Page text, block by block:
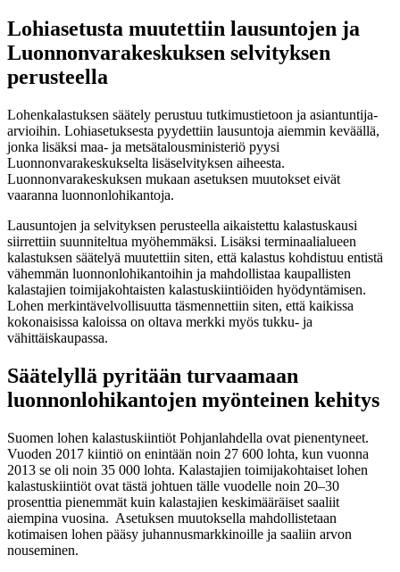
Lohiasetusta muutettiin lausuntojen ja
Luonnonvarakeskuksen selvityksen
perusteella
Lohenkalastuksen säätely perustuu tutkimustietoon ja asiantuntija-
arvioihin. Lohiasetuksesta pyydettiin lausuntoja aiemmin keväällä,
jonka lisäksi maa- ja metsätalousministeriö pyysi
Luonnonvarakeskukselta lisäselvityksen aiheesta.
Luonnonvarakeskuksen mukaan asetuksen muutokset eivät
vaaranna luonnonlohikantoja.
Lausuntojen ja selvityksen perusteella aikaistettu kalastuskausi
siirrettiin suunniteltua myöhemmäksi. Lisäksi terminaalialueen
kalastuksen säätelyä muutettiin siten, että kalastus kohdistuu entistä
vähemmän luonnonlohikantoihin ja mahdollistaa kaupallisten
kalastajien toimijakohtaisten kalastuskiintiöiden hyödyntämisen.
Lohen merkintävelvollisuutta täsmennettiin siten, että kaikissa
kokonaisissa kaloissa on oltava merkki myös tukku- ja
vähittäiskaupassa.
Säätelyllä pyritään turvaamaan
luonnonlohikantojen myönteinen kehitys
Suomen lohen kalastuskiintiöt Pohjanlahdella ovat pienentyneet.
Vuoden 2017 kiintiö on enintään noin 27 600 lohta, kun vuonna
2013 se oli noin 35 000 lohta. Kalastajien toimijakohtaiset lohen
kalastuskiintiöt ovat tästä johtuen tälle vuodelle noin 20–30
prosenttia pienemmät kuin kalastajien keskimääräiset saaliit
aiempina vuosina. Asetuksen muutoksella mahdollistetaan
kotimaisen lohen pääsy juhannusmarkkinoille ja saaliin arvon
nouseminen.